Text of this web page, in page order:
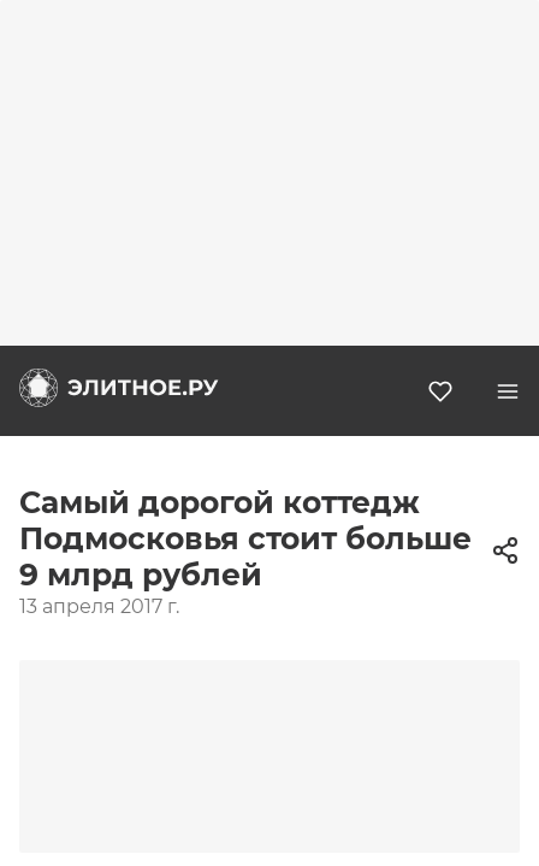
Самый дорогой коттедж
Подмосковья стоит больше
9 млрд рублей
13 апреля 2017 г.